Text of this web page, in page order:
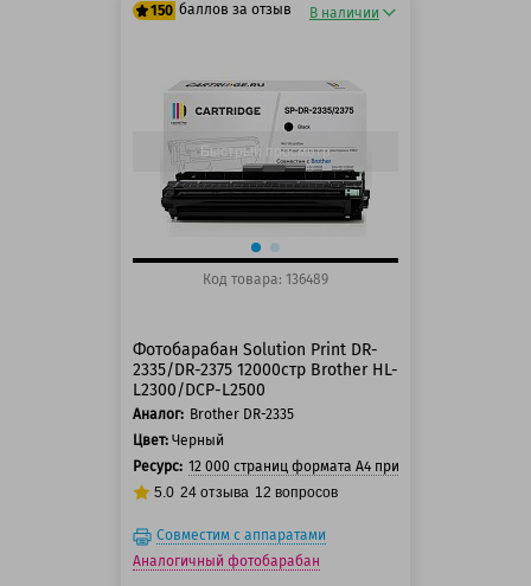
150 баллов за отзыв
150 баллов
В наличии
Быстрый просмотр
Код товара: 136489
Фотобарабан Solution Print DR-
2335/DR-2375 12000стр Brother HL-
L2300/DCP-L2500
Аналог: Brother DR-2335
Цвет: Черный
Ресурс: 12 000 страниц формата А4 при 5% заполнении
5.0 24 отзыва 12 вопросов
Совместим с аппаратами
Аналогичный фотобарабан